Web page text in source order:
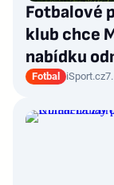
Fotbalové
klub chce
nabídku
Fotbal iSport.cz